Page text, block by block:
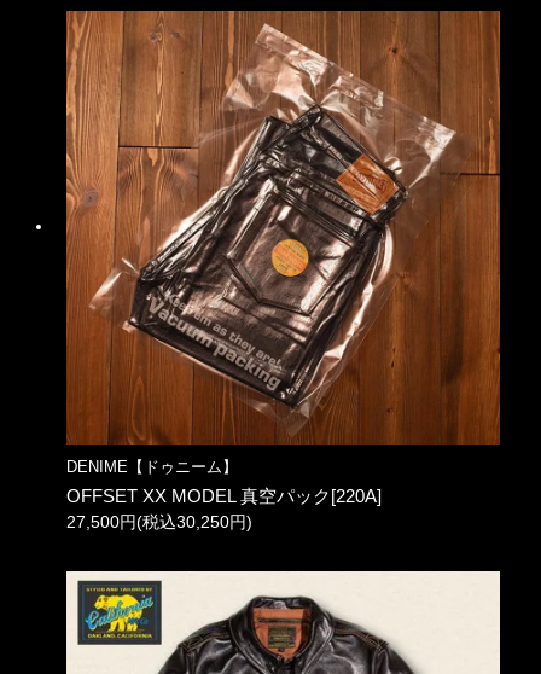
DENIME【ドゥニーム】
OFFSET XX MODEL 真空パック[220A]
27,500円(税込30,250円)